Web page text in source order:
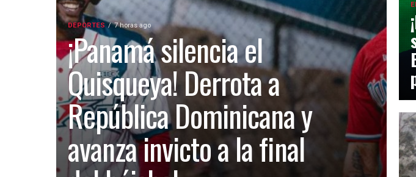
DEPORTES 7 horas ago
¡Panamá silencia el
Quisqueya! Derrota a
República Dominicana y
avanza invicto a la final